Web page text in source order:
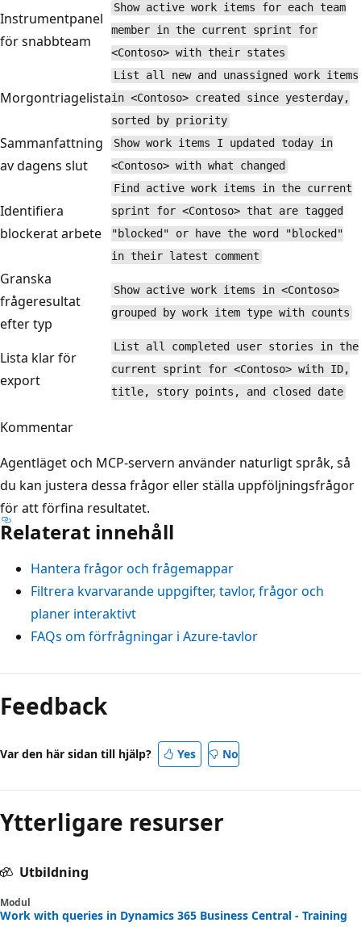
Instrumentpanel
för snabbteam
Show active work items for each team
member in the current sprint for
<Contoso> with their states
Morgontriagelista
List all new and unassigned work items
in <Contoso> created since yesterday,
sorted by priority
Sammanfattning
av dagens slut
Show work items I updated today in
<Contoso> with what changed
Identifiera
blockerat arbete
Find active work items in the current
sprint for <Contoso> that are tagged
"blocked" or have the word "blocked"
in their latest comment
Granska
frågeresultat
efter typ
Show active work items in <Contoso>
grouped by work item type with counts
Lista klar för
export
List all completed user stories in the
current sprint for <Contoso> with ID,
title, story points, and closed date
Kommentar
Agentläget och MCP-servern använder naturligt språk, så
du kan justera dessa frågor eller ställa uppföljningsfrågor
för att förfina resultatet.
Relaterat innehåll
Hantera frågor och frågemappar
Filtrera kvarvarande uppgifter, tavlor, frågor och
planer interaktivt
FAQs om förfrågningar i Azure-tavlor
Feedback
Var den här sidan till hjälp? Yes No
Ytterligare resurser
Utbildning
Modul
Work with queries in Dynamics 365 Business Central - Training